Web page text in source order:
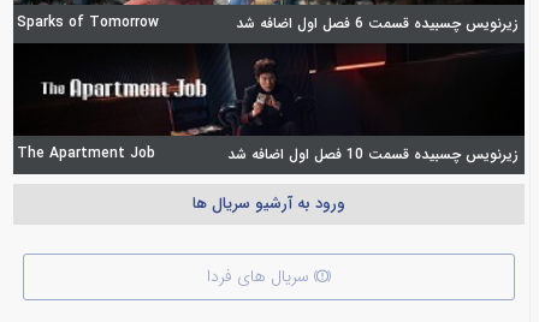
زیرنویس چسبیده قسمت 6 فصل اول اضافه شد Sparks of Tomorrow
زیرنویس چسبیده قسمت 10 فصل اول اضافه شد The Apartment Job
ورود به آرشیو سریال ها
سریال های فردا